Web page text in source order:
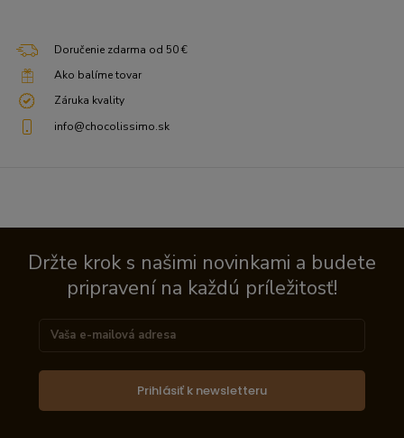
Doručenie zdarma od 50 €
Ako balíme tovar
Záruka kvality
info@chocolissimo.sk
Držte krok s našimi novinkami a budete
pripravení na každú príležitosť!
Prihlásiť k newsletteru